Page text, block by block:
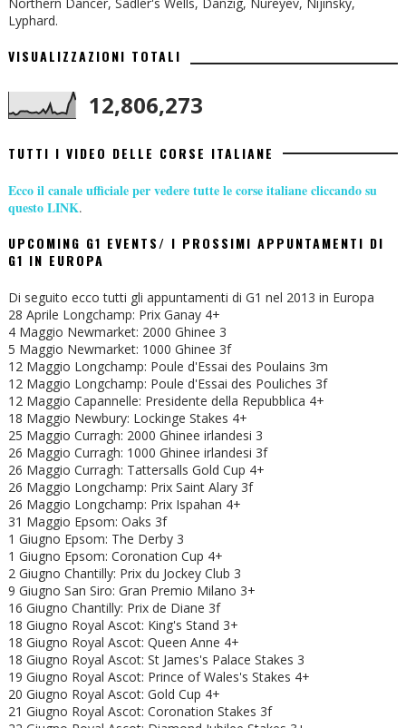
Lyphard.
VISUALIZZAZIONI TOTALI
12,806,273
TUTTI I VIDEO DELLE CORSE ITALIANE
Ecco il canale ufficiale per vedere tutte le corse italiane cliccando su
questo LINK.
UPCOMING G1 EVENTS/ I PROSSIMI APPUNTAMENTI DI
G1 IN EUROPA
Di seguito ecco tutti gli appuntamenti di G1 nel 2013 in Europa
28 Aprile Longchamp: Prix Ganay 4+
4 Maggio Newmarket: 2000 Ghinee 3
5 Maggio Newmarket: 1000 Ghinee 3f
12 Maggio Longchamp: Poule d'Essai des Poulains 3m
12 Maggio Longchamp: Poule d'Essai des Pouliches 3f
12 Maggio Capannelle: Presidente della Repubblica 4+
18 Maggio Newbury: Lockinge Stakes 4+
25 Maggio Curragh: 2000 Ghinee irlandesi 3
26 Maggio Curragh: 1000 Ghinee irlandesi 3f
26 Maggio Curragh: Tattersalls Gold Cup 4+
26 Maggio Longchamp: Prix Saint Alary 3f
26 Maggio Longchamp: Prix Ispahan 4+
31 Maggio Epsom: Oaks 3f
1 Giugno Epsom: The Derby 3
1 Giugno Epsom: Coronation Cup 4+
2 Giugno Chantilly: Prix du Jockey Club 3
9 Giugno San Siro: Gran Premio Milano 3+
16 Giugno Chantilly: Prix de Diane 3f
18 Giugno Royal Ascot: King's Stand 3+
18 Giugno Royal Ascot: Queen Anne 4+
18 Giugno Royal Ascot: St James's Palace Stakes 3
19 Giugno Royal Ascot: Prince of Wales's Stakes 4+
20 Giugno Royal Ascot: Gold Cup 4+
21 Giugno Royal Ascot: Coronation Stakes 3f